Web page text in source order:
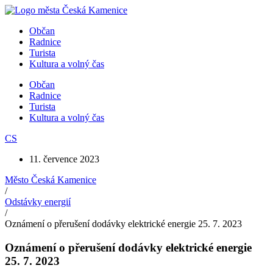
Přejít
obsahuObčan
Radnice
Turista
Kultura a volný čas
Občan
Radnice
Turista
Kultura a volný čas
CS
11. července 2023
Město Česká Kamenice
/
Odstávky energií
/
Oznámení o přerušení dodávky elektrické energie 25. 7. 2023
Oznámení o přerušení dodávky elektrické energie
25. 7. 2023